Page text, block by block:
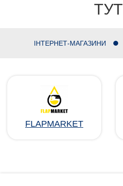
ТУТ
ІНТЕРНЕТ-МАГАЗИНИ
FLAPMARKET